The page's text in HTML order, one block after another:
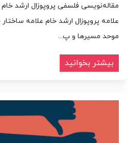
مقاله‌نویسی فلسفی پروپوزال ارشد
علامه پروپوزال ارشد خام علامه
موحد مسیرها و پ...
بیشتر بخوانید